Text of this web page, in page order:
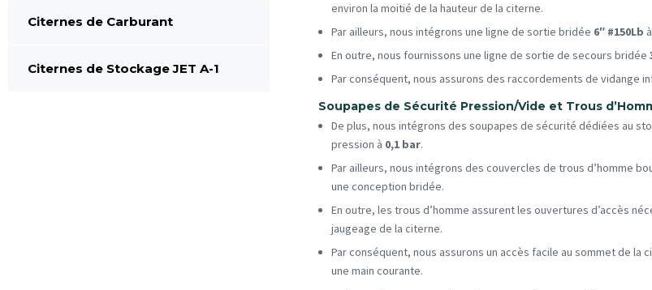
Citernes de Carburant
Citernes de Stockage JET A-1
environ la moitié de la hauteur de la citerne.
Par ailleurs, nous intégrons une ligne de sortie bridée 6″ #150Lb à
En outre, nous fournissons une ligne de sortie de secours bridée
Par conséquent, nous assurons des raccordements de vidange
Soupapes de Sécurité Pression/Vide et Trous
De plus, nous intégrons des soupapes de sécurité dédiées au
pression à 0,1 bar.
Par ailleurs, nous intégrons des couvercles de trous d’homme
une conception bridée.
En outre, les trous d’homme assurent les ouvertures d’accès
jaugeage de la citerne.
Par conséquent, nous assurons un accès facile au sommet de la
une main courante.